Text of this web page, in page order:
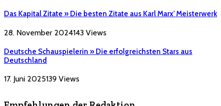
Das Kapital Zitate » Die besten Zitate aus Karl Marx’ Meisterwerk
28. November 2024143 Views
Deutsche Schauspielerin » Die erfolgreichsten Stars aus
Deutschland
17. Juni 2025139 Views